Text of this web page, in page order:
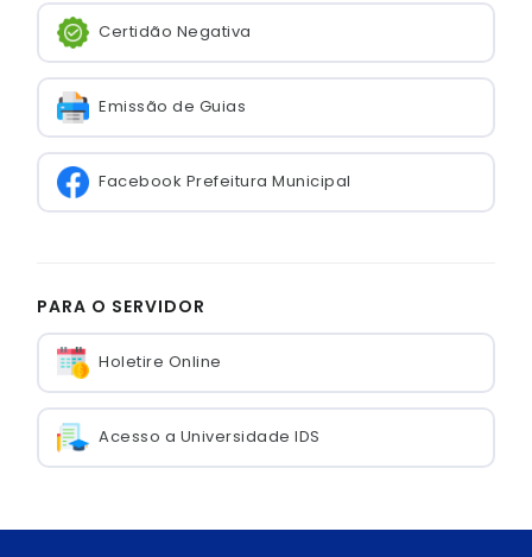
Certidão Negativa
Emissão de Guias
Facebook Prefeitura Municipal
PARA O SERVIDOR
Holetire Online
Acesso a Universidade IDS